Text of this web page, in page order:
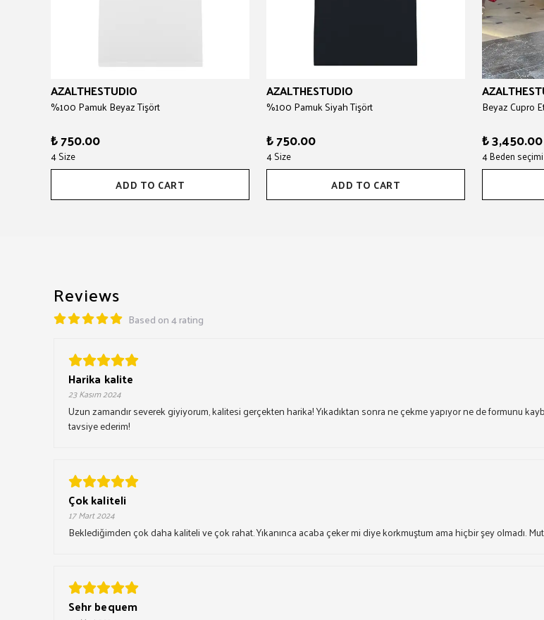
AZALTHESTUDIO
%100 Pamuk Beyaz Tişört
₺ 750.00
4 Size
ADD TO CART
AZALTHESTUDIO
%100 Pamuk Siyah Tişört
₺ 750.00
4 Size
ADD TO CART
Beyaz Cupro
₺ 3,450.00
4 Beden seçimi
Reviews
Based on 4 rating
Harika kalite
23 Kasım 2024
Uzun zamandır severek giyiyorum, kalitesi gerçekten harika! Yıkadıktan sonra ne çekme yapıyor ne de formunu
tavsiye ederim!
Çok kaliteli
17 Mart 2024
Beklediğimden çok daha kaliteli ve çok rahat. Yıkanınca acaba çeker mi diye korkmuştum ama hiçbir şey olmadı.
Sehr bequem